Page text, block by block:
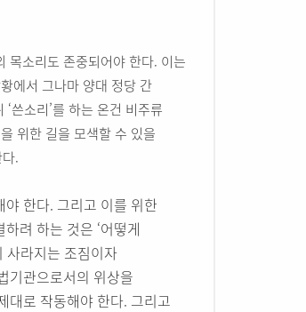
목소리도 존중되어야 한다. 이는
에서 그나마 양대 정당 간
쓴소리’를 하는 온건 비주류
위한 길을 모색할 수 있을
.
한다. 그리고 이를 위한
려 하는 것은 ‘어떻게
사라지는 조짐이자
기관으로서의 위상을
대로 작동해야 한다. 그리고